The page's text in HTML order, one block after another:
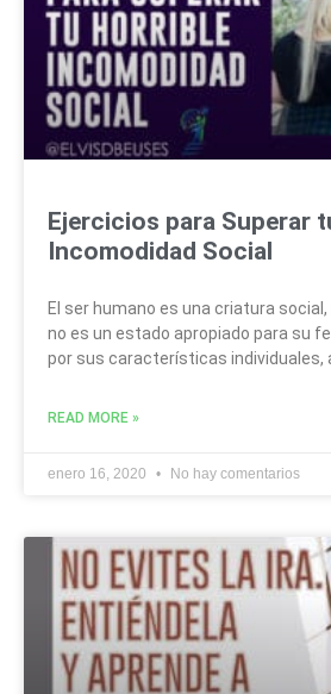
Ejercicios para Superar
Incomodidad Social
El ser humano es una criatura social,
no es un estado apropiado para su
por sus características individuales,
READ MORE »
enero 16, 2020 No hay comentarios